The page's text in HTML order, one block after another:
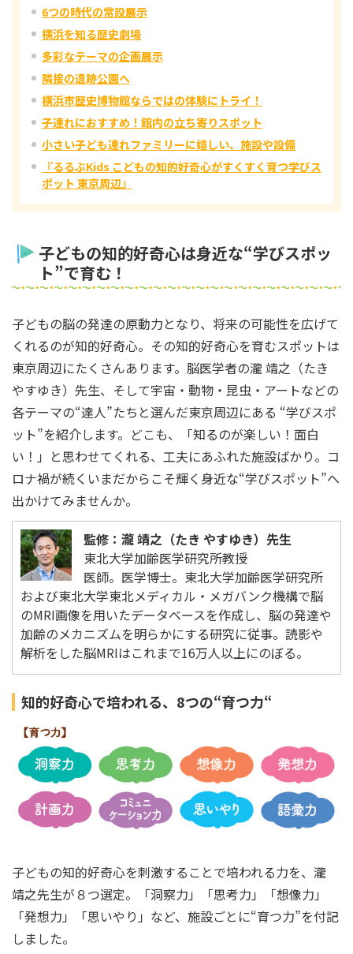
6つの時代の常設展示
横浜を知る歴史劇場
多彩なテーマの企画展示
隣接の遺跡公園へ
横浜市歴史博物館ならではの体験にトライ！
子連れにおすすめ！館内の立ち寄りスポット
小さい子ども連れファミリーに嬉しい、施設や設備
『るるぶKids こどもの知的好奇心がすくすく育つ学びス
ポット 東京周辺』
子どもの知的好奇心は身近な“学びスポッ
ト”で育む！
子どもの脳の発達の原動力となり、将来の可能性を広げて
くれるのが知的好奇心。その知的好奇心を育むスポットは
東京周辺にたくさんあります。脳医学者の瀧 靖之（たき
やすゆき）先生、そして宇宙・動物・昆虫・アートなどの
各テーマの“達人”たちと選んだ東京周辺にある “学びスポ
ット”を紹介します。どこも、「知るのが楽しい！面白
い！」と思わせてくれる、工夫にあふれた施設ばかり。コ
ロナ禍が続くいまだからこそ輝く身近な“学びスポット”へ
出かけてみませんか。
監修：瀧 靖之（たき やすゆき）先生
東北大学加齢医学研究所教授
医師。医学博士。東北大学加齢医学研究所
および東北大学東北メディカル・メガバンク機構で脳
のMRI画像を用いたデータベースを作成し、脳の発達や
加齢のメカニズムを明らかにする研究に従事。読影や
解析をした脳MRIはこれまで16万人以上にのぼる。
知的好奇心で培われる、8つの“育つ力“
子どもの知的好奇心を刺激することで培われる力を、瀧
靖之先生が８つ選定。「洞察力」「思考力」「想像力」
「発想力」「思いやり」など、施設ごとに“育つ力”を付記
しました。